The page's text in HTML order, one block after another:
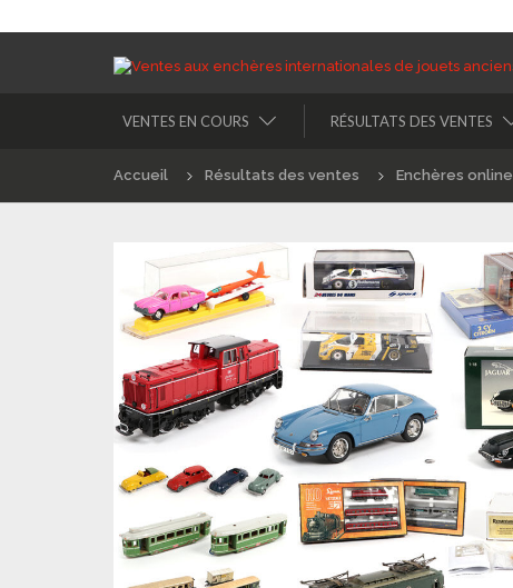
VENTES EN COURS RÉSULTATS DES VENTES
Accueil Résultats des ventes Enchères online